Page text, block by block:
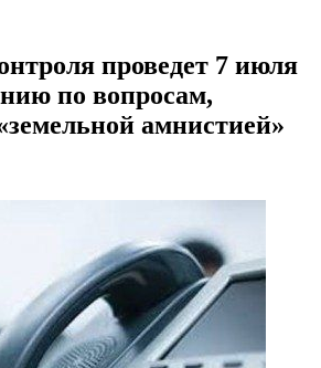
проведет 7 июля
по вопросам,
амнистией»